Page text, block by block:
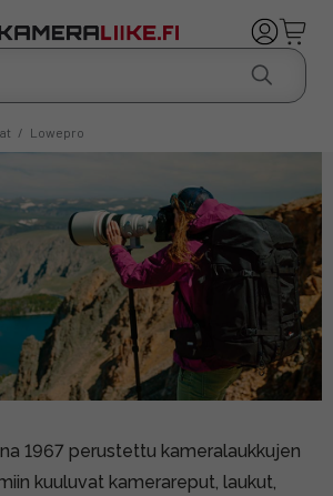
/ Lowepro
1967 perustettu kameralaukkujen
kuuluvat kamerareput, laukut,